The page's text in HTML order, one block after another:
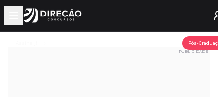
Open main menu
Pós-
PUBLICIDADE